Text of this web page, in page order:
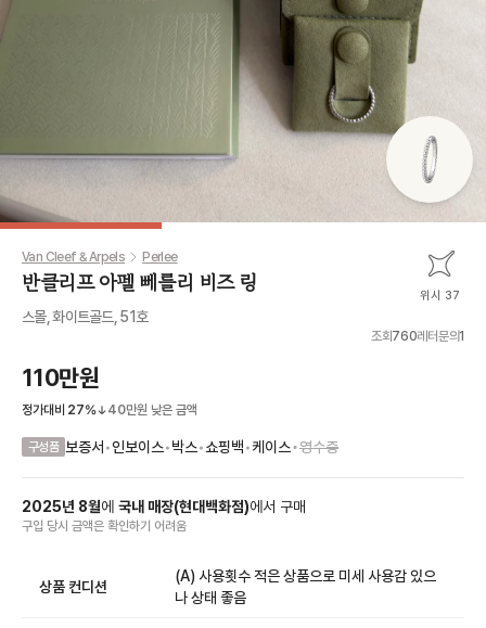
Van Cleef & Arpels Perlee
반클리프 아펠 뻬를리 비즈 링 위시 37
스몰, 화이트골드, 51호
조회760레터문의1
110만원
정가대비 27% 40만원 낮은 금액
구성품 보증서 •인보이스•박스•쇼핑백•케이스•영수증
2025년 8월에 국내 매장(현대백화점)에서 구매
구입 당시 금액은 확인하기 어려움
상품 컨디션
(A) 사용횟수 적은 상품으로 미세 사용감 있으
나 상태 좋음